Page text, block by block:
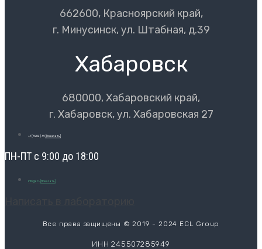
662600, Красноярский край,
г. Минусинск, ул. Штабная, д.39
Хабаровск
680000, Хабаровский край,
г. Хабаровск, ул. Хабаровская 27
+7 (3902) 39 [Показать]
ПН-ПТ с 9:00 до 18:00
info@ecl- [Показать]
Все права защищены © 2019 - 2024 ECL Group
ИНН 245507285949